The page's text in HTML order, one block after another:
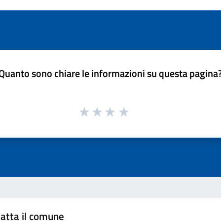
sono chiare le informazioni su questa
il comune